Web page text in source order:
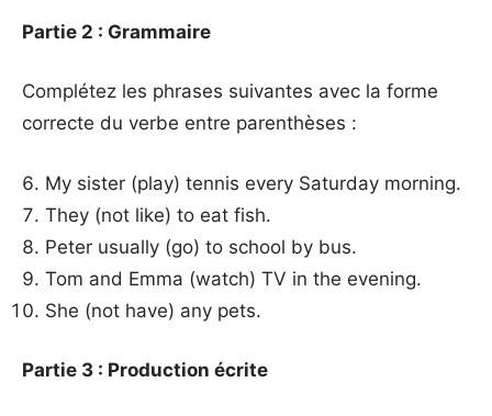
Partie 2 : Grammaire
Complétez les phrases suivantes avec la forme
correcte du verbe entre parenthèses :
My sister (play) tennis every Saturday morning.
They (not like) to eat fish.
Peter usually (go) to school by bus.
Tom and Emma (watch) TV in the evening.
She (not have) any pets.
Partie 3 : Production écrite